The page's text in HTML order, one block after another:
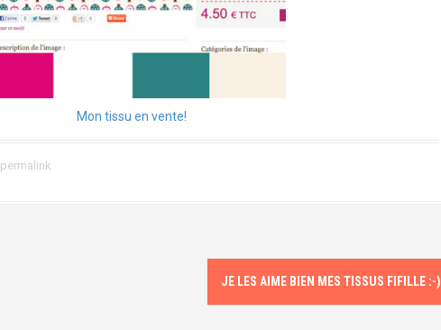
Mon tissu en vente!
permalink
JE LES AIME BIEN MES TISSUS FIFILLE :-)